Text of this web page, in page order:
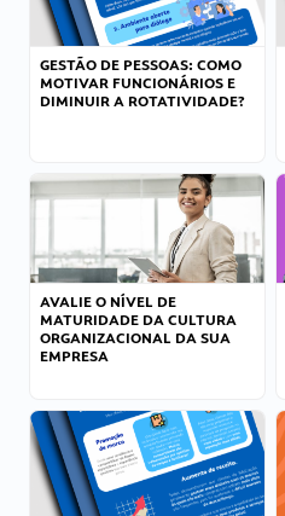
GESTÃO DE PESSOAS: COMO
MOTIVAR FUNCIONÁRIOS E
DIMINUIR A ROTATIVIDADE?
AVALIE O NÍVEL DE
MATURIDADE DA CULTURA
ORGANIZACIONAL DA SUA
EMPRESA